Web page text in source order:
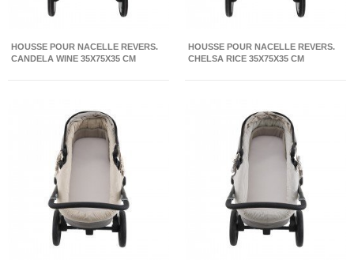
HOUSSE POUR NACELLE REVERS.
CANDELA WINE 35X75X35 CM
HOUSSE POUR NACELLE REVERS.
CHELSA RICE 35X75X35 CM